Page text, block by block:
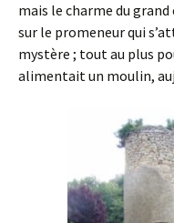
mais le charme du
sur le promeneur qui
mystère ; tout au plus
alimentait un moulin,